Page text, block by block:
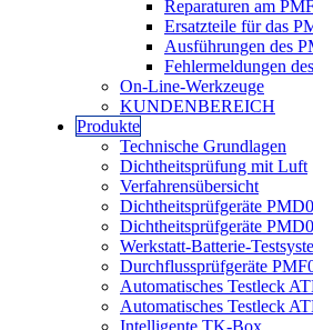
Reparaturen am
Ersatzteile für das
Ausführungen des
Fehlermeldungen
On-Line-Werkzeuge
KUNDENBEREICH
Produkte
Technische Grundlagen
Dichtheitsprüfung mit Luft
Verfahrensübersicht
Dichtheitsprüfgeräte
Dichtheitsprüfgeräte
Werkstatt-Batterie-
Durchflussprüfgeräte
Automatisches Testleck
Automatisches Testleck
Intelligente TK-Box